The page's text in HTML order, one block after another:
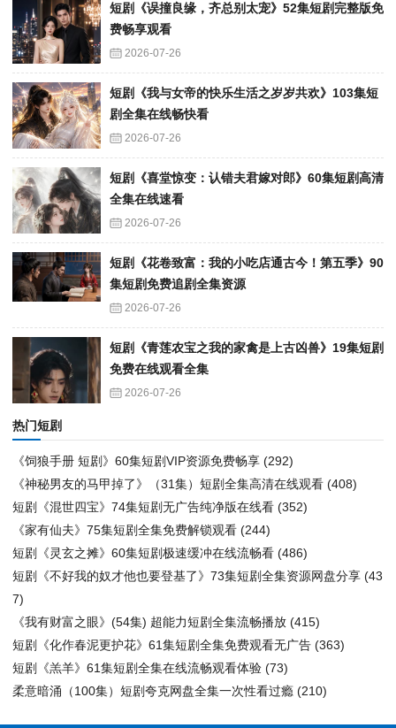
短剧《误撞良缘，齐总别太宠》52集短剧完整版免
费畅享观看
2026-07-26
短剧《我与女帝的快乐生活之岁岁共欢》103集短
剧全集在线畅快看
2026-07-26
短剧《喜堂惊变：认错夫君嫁对郎》60集短剧高清
全集在线速看
2026-07-26
短剧《花卷致富：我的小吃店通古今！第五季》90
集短剧免费追剧全集资源
2026-07-26
短剧《青莲农宝之我的家禽是上古凶兽》19集短剧
免费在线观看全集
2026-07-26
热门短剧
《饲狼手册 短剧》60集短剧VIP资源免费畅享 (292)
《神秘男友的马甲掉了》（31集）短剧全集高清在线观看 (408)
短剧《混世四宝》74集短剧无广告纯净版在线看 (352)
《家有仙夫》75集短剧全集免费解锁观看 (244)
短剧《灵玄之摊》60集短剧极速缓冲在线流畅看 (486)
短剧《不好我的奴才他也要登基了》73集短剧全集资源网盘分享 (43
7)
《我有财富之眼》(54集) 超能力短剧全集流畅播放 (415)
短剧《化作春泥更护花》61集短剧全集免费观看无广告 (363)
短剧《羔羊》61集短剧全集在线流畅观看体验 (73)
柔意暗涌（100集）短剧夸克网盘全集一次性看过瘾 (210)